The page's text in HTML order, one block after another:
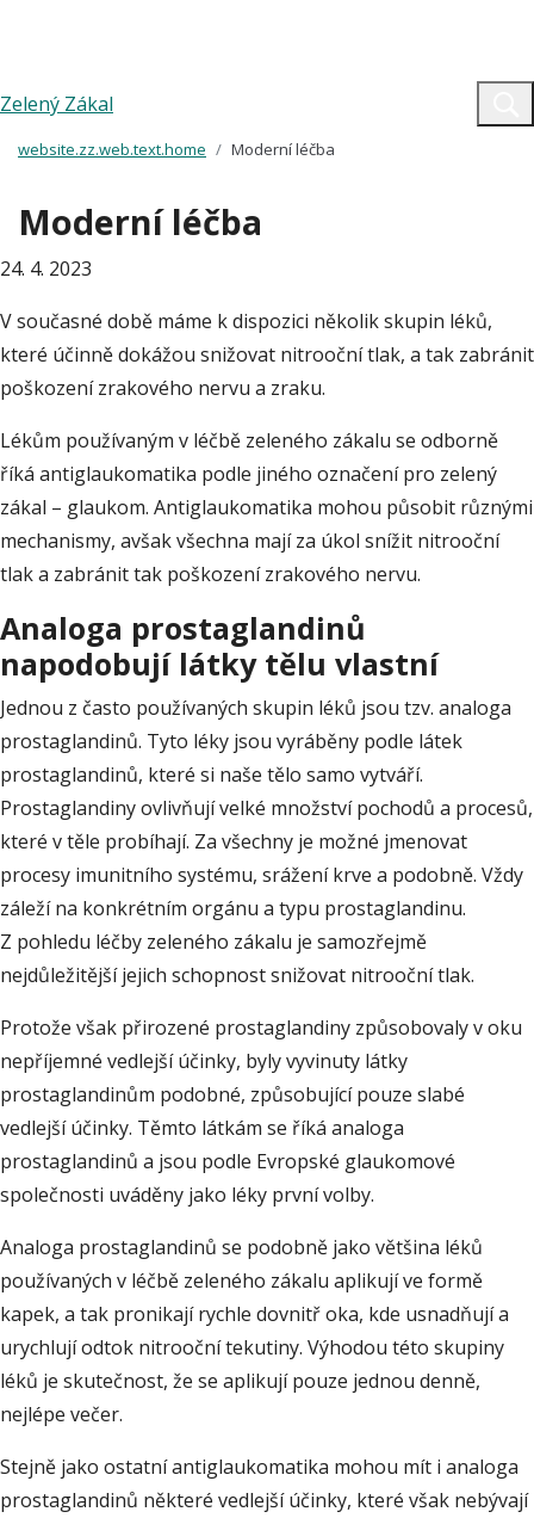
Zelený Zákal
website.zz.web.text.home Moderní léčba
Moderní léčba
24. 4. 2023
V současné době máme k dispozici několik skupin léků,
které účinně dokážou snižovat nitrooční tlak, a tak zabránit
poškození zrakového nervu a zraku.
Lékům používaným v léčbě zeleného zákalu se odborně
říká antiglaukomatika podle jiného označení pro zelený
zákal – glaukom. Antiglaukomatika mohou působit různými
mechanismy, avšak všechna mají za úkol snížit nitrooční
tlak a zabránit tak poškození zrakového nervu.
Analoga prostaglandinů
napodobují látky tělu vlastní
Jednou z často používaných skupin léků jsou tzv. analoga
prostaglandinů. Tyto léky jsou vyráběny podle látek
prostaglandinů, které si naše tělo samo vytváří.
Prostaglandiny ovlivňují velké množství pochodů a procesů,
které v těle probíhají. Za všechny je možné jmenovat
procesy imunitního systému, srážení krve a podobně. Vždy
záleží na konkrétním orgánu a typu prostaglandinu.
Z pohledu léčby zeleného zákalu je samozřejmě
nejdůležitější jejich schopnost snižovat nitrooční tlak.
Protože však přirozené prostaglandiny způsobovaly v oku
nepříjemné vedlejší účinky, byly vyvinuty látky
prostaglandinům podobné, způsobující pouze slabé
vedlejší účinky. Těmto látkám se říká analoga
prostaglandinů a jsou podle Evropské glaukomové
společnosti uváděny jako léky první volby.
Analoga prostaglandinů se podobně jako většina léků
používaných v léčbě zeleného zákalu aplikují ve formě
kapek, a tak pronikají rychle dovnitř oka, kde usnadňují a
urychlují odtok nitrooční tekutiny. Výhodou této skupiny
léků je skutečnost, že se aplikují pouze jednou denně,
nejlépe večer.
Stejně jako ostatní antiglaukomatika mohou mít i analoga
prostaglandinů některé vedlejší účinky, které však nebývají